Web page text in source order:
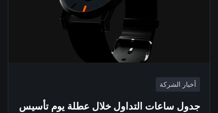
أخبار الشركة
جدول ساعات التداول خلال عطلة يوم تأسيس